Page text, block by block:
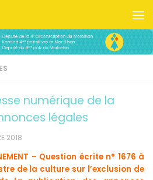
numérique de la
légales
2018
– Question écrite n° 1676 à
de la culture sur l’exclusion de